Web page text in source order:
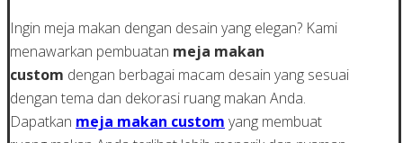
Ingin meja makan dengan desain yang elegan? Kami
menawarkan pembuatan meja makan
custom dengan berbagai macam desain yang sesuai
dengan tema dan dekorasi ruang makan Anda.
Dapatkan meja makan custom yang membuat